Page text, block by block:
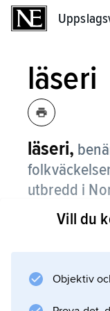
läseri
läseri,
utbredd i
läseriets
Vill du
Objektiv